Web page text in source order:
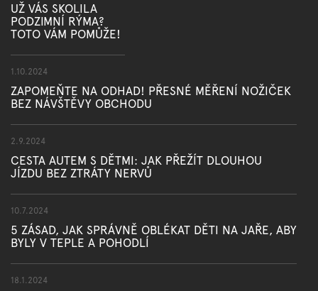
UŽ VÁS SKOLILA
PODZIMNÍ RÝMA?
TOTO VÁM POMŮŽE!
1.10.2024
ZAPOMEŇTE NA ODHAD! PŘESNÉ MĚŘENÍ NOŽIČEK
BEZ NÁVŠTĚVY OBCHODU
2.9.2024
CESTA AUTEM S DĚTMI: JAK PŘEŽÍT DLOUHOU
JÍZDU BEZ ZTRÁTY NERVŮ
10.7.2024
5 ZÁSAD, JAK SPRÁVNĚ OBLÉKAT DĚTI NA JAŘE, ABY
BYLY V TEPLE A POHODLÍ
18.1.2024